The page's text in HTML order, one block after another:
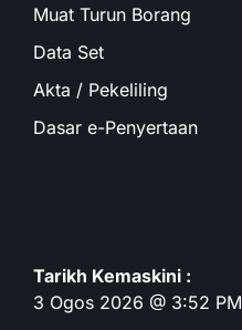
Muat Turun Borang
Data Set
Akta / Pekeliling
Dasar e-Penyertaan
Tarikh Kemaskini :
3 Ogos 2026 @ 3:52 PM